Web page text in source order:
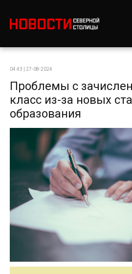
04:43 | 27-08-2024
Проблемы с
класс из-за новых
образования